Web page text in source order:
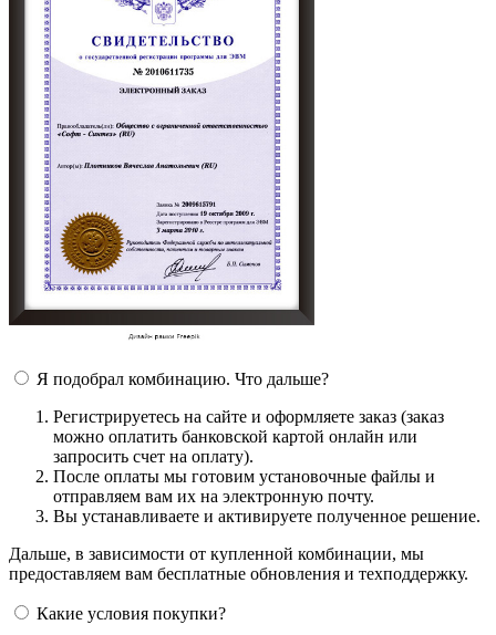
Я подобрал комбинацию. Что дальше?
Регистрируетесь на сайте и оформляете заказ (заказ
можно оплатить банковской картой онлайн или
запросить счет на оплату).
После оплаты мы готовим установочные файлы и
отправляем вам их на электронную почту.
Вы устанавливаете и активируете полученное решение.
Дальше, в зависимости от купленной комбинации, мы
предоставляем вам бесплатные обновления и техподдержку.
Какие условия покупки?